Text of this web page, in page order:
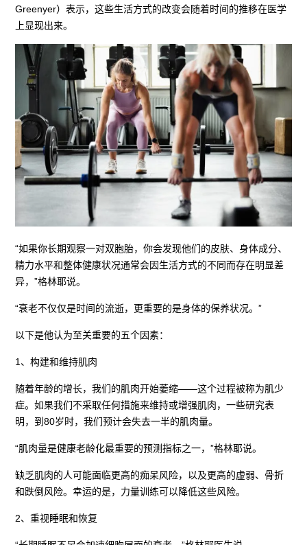
Greenyer）表示，这些生活方式的改变会随着时间的推移在医学
上显现出来。
“如果你长期观察一对双胞胎，你会发现他们的皮肤、身体成分、
精力水平和整体健康状况通常会因生活方式的不同而存在明显差
异，”格林耶说。
“衰老不仅仅是时间的流逝，更重要的是身体的保养状况。”
以下是他认为至关重要的五个因素：
1、构建和维持肌肉
随着年龄的增长，我们的肌肉开始萎缩——这个过程被称为肌少
症。如果我们不采取任何措施来维持或增强肌肉，一些研究表
明，到80岁时，我们预计会失去一半的肌肉量。
“肌肉量是健康老龄化最重要的预测指标之一，”格林耶说。
缺乏肌肉的人可能面临更高的痴呆风险，以及更高的虚弱、骨折
和跌倒风险。幸运的是，力量训练可以降低这些风险。
2、重视睡眠和恢复